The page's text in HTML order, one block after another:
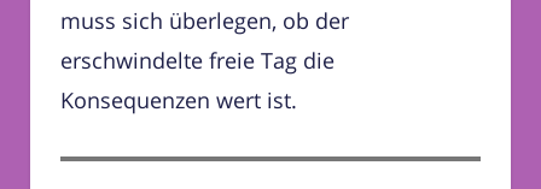
muss sich überlegen, ob der
erschwindelte freie Tag die
Konsequenzen wert ist.